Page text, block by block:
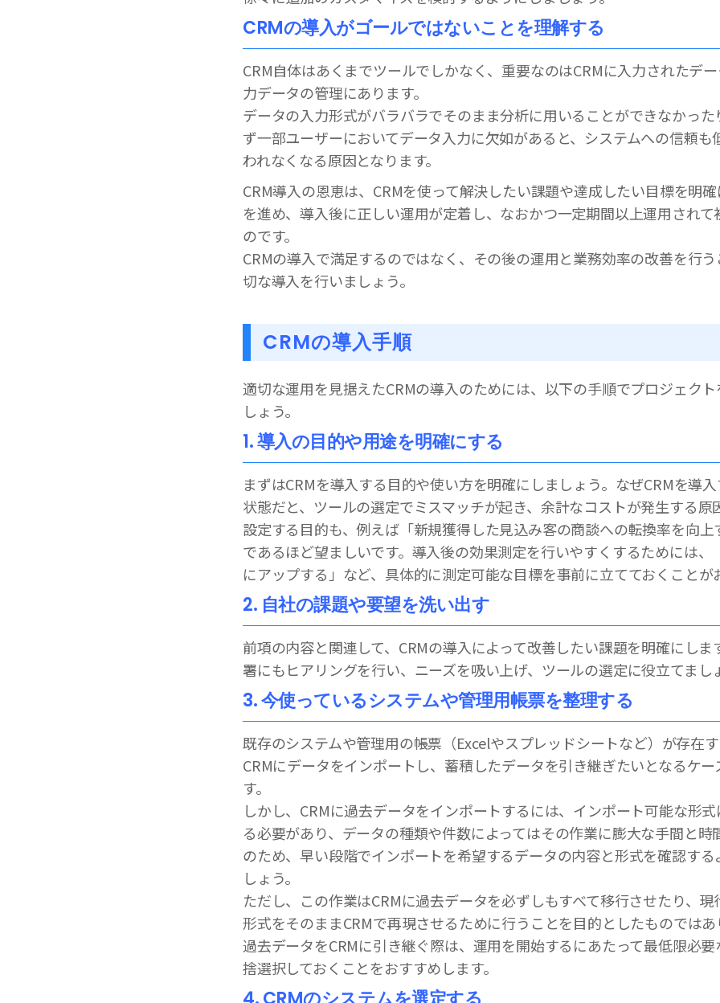
CRMの導入がゴールではないことを理解する
CRM自体はあくまでツールでしかなく、重要なのはCRMに入力されたデ
力データの管理にあります。
データの入力形式がバラバラでそのまま分析に用いることができなかった
ず一部ユーザーにおいてデータ入力に欠如があると、システムへの信頼も
われなくなる原因となります。
CRM導入の恩恵は、CRMを使って解決したい課題や達成したい目標を明
を進め、導入後に正しい運用が定着し、なおかつ一定期間以上運用されて
のです。
CRMの導入で満足するのではなく、その後の運用と業務効率の改善を行
切な導入を行いましょう。
CRMの導入手順
適切な運用を見据えたCRMの導入のためには、以下の手順でプロジェク
しょう。
1. 導入の目的や用途を明確にする
まずはCRMを導入する目的や使い方を明確にしましょう。なぜCRMを導
状態だと、ツールの選定でミスマッチが起き、余計なコストが発生する原
設定する目的も、例えば「新規獲得した見込み客の商談への転換率を向上
であるほど望ましいです。導入後の効果測定を行いやすくするためには
にアップする」など、具体的に測定可能な目標を事前に立てておくことが
2. 自社の課題や要望を洗い出す
前項の内容と関連して、CRMの導入によって改善したい課題を明確にしま
署にもヒアリングを行い、ニーズを吸い上げ、ツールの選定に役立てまし
3. 今使っているシステムや管理用帳票を整理する
既存のシステムや管理用の帳票（Excelやスプレッドシートなど）が存在
CRMにデータをインポートし、蓄積したデータを引き継ぎたいとなるケ
す。
しかし、CRMに過去データをインポートするには、インポート可能な形
る必要があり、データの種類や件数によってはその作業に膨大な手間と時
のため、早い段階でインポートを希望するデータの内容と形式を確認する
しょう。
ただし、この作業はCRMに過去データを必ずしもすべて移行させたり、
形式をそのままCRMで再現させるために行うことを目的としたものではあ
過去データをCRMに引き継ぐ際は、運用を開始するにあたって最低限必
捨選択しておくことをおすすめします。